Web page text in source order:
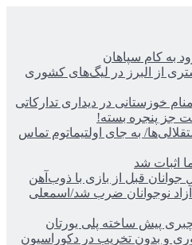
به کام سپاهان
از البرز در لیگ‌های کشوری
خوزستانی در دیداری تدارکاتی
جز پنجره بسته!
به جای اولتیماتوم تماس
اثبات شد
جوانان قبل از بازی با ذوب‌آهن
نوجوانان ضرب شد/اسمعلی
پیش ساخته پلی یورتان
و بدون تخریب در دکوراسیون